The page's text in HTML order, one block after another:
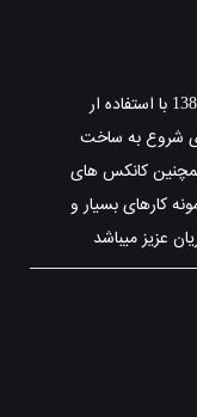
شرکت سپهر کانتین با شماره ثبت ( ) از سال 1380 با استفاده ار
شروع به ساخت
کانکس های
کارهای بسیار و
عزیز میباشد